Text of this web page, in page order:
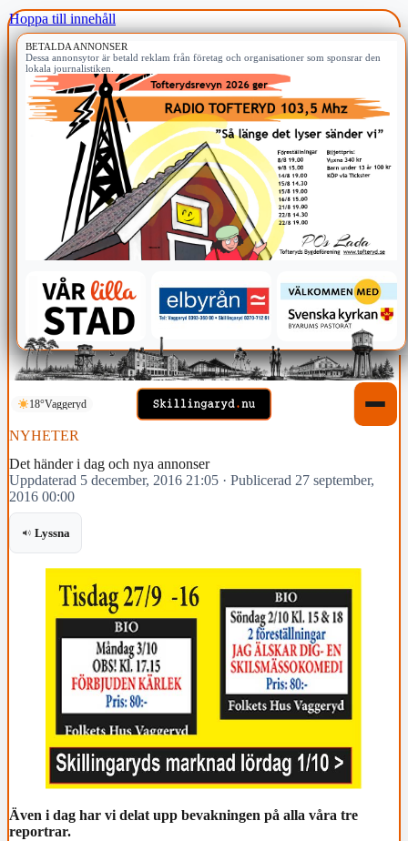
Hoppa till innehåll
BETALDA ANNONSER
Dessa annonsytor är betald reklam från företag och organisationer som sponsrar den
lokala journalistiken.
18°Vaggeryd
NYHETER
Det händer i dag och nya annonser
Uppdaterad 5 december, 2016 21:05 · Publicerad 27 september,
2016 00:00
Lyssna
Även i dag har vi delat upp bevakningen på alla våra tre
reportrar.